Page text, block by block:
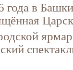
года в